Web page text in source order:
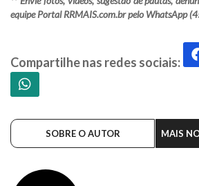
equipe Portal RRMAIS.com.br pelo WhatsApp
Compartilhe nas redes sociais:
SOBRE O AUTOR MAIS